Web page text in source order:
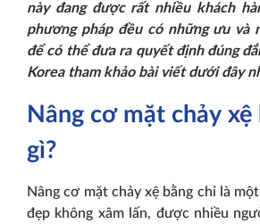
này đang được rất nhiều khách
phương pháp đều có những ưu và
để có thể đưa ra quyết định đúng
Korea tham khảo bài viết dưới đây
Nâng cơ mặt chảy xệ
gì?
Nâng cơ mặt chảy xệ bằng chỉ là
đẹp không xâm lấn, được nhiều